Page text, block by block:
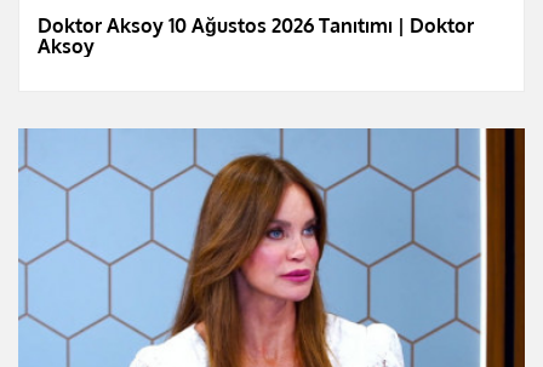
Doktor Aksoy 10 Ağustos 2026 Tanıtımı | Doktor
Aksoy